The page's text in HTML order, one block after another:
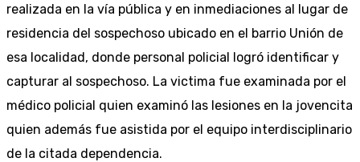
realizada en la vía pública y en inmediaciones al lugar de
residencia del sospechoso ubicado en el barrio Unión de
esa localidad, donde personal policial logró identificar y
capturar al sospechoso. La victima fue examinada por el
médico policial quien examinó las lesiones en la jovencita
quien además fue asistida por el equipo interdisciplinario
de la citada dependencia.